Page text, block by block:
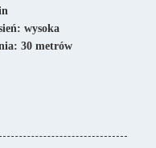
wysoka
30 metrów